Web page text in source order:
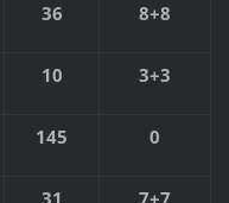
36 8+8
10 3+3
145 0